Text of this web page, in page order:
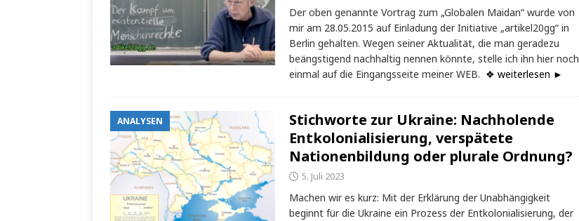
Der oben genannte Vortrag zum „Globalen Maidan“ wurde von
mir am 28.05.2015 auf Einladung der Initiative „artikel20gg“ in
Berlin gehalten. Wegen seiner Aktualität, die man geradezu
beängstigend nachhaltig nennen könnte, stelle ich ihn hier noch
einmal auf die Eingangsseite meiner WEB. ❖ weiterlesen ►
ANALYSEN
Stichworte zur Ukraine: Nachholende
Entkolonialisierung, verspätete
Nationenbildung oder plurale Ordnung?
5. Juli 2023
Machen wir es kurz: Mit der Erklärung der Unabhängigkeit
beginnt für die Ukraine ein Prozess der Entkolonialisierung, der